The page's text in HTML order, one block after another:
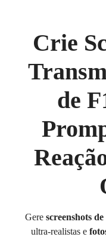
Crie
de
Gere screenshots
ultra-realistas e